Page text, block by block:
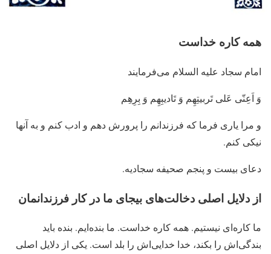
همه کاره خداست
امام سجاد علیه السلام می‌فرمایند
وَ اَعِنّی عَلی تَربیتِهِم وَ تَادیبِهِم وَ بِرِهِم
و مرا یاری فرما که فرزندانم را پرورش دهم و ادب کنم و به آنها
نیکی کنم.
دعای بیست و پنجم صحیفه سجادیه.
از دلایل اصلی دخالت‌های بیجای ما در کار فرزندانمان
ما کاره‌ای نیستیم. همه کاره خداست. ما بنده‌ایم. بنده باید
بندگی‌اش را بکند، خدا خدایی‌اش را بلد است. یکی از دلایل اصلی